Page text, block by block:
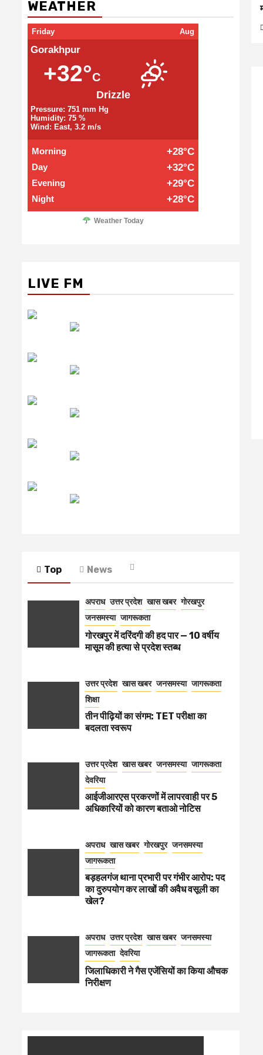
WEATHER
Friday Aug
Gorakhpur
+32°C
Drizzle
Pressure: 751 mm Hg
Humidity: 75 %
Wind: East, 3.2 m/s
Morning +28°C
Day +32°C
Evening +29°C
Night +28°C
Weather Today
LIVE FM
Top News
अपराध उत्तर प्रदेश खास खबर गोरखपुर
जनसमस्या जागरूकता
गोरखपुर में दरिंदगी की हद पार — 10 वर्षीय
मासूम की हत्या से प्रदेश स्तब्ध
उत्तर प्रदेश खास खबर जनसमस्या जागरूकता
शिक्षा
तीन पीढ़ियों का संगम: TET परीक्षा का
बदलता स्वरूप
उत्तर प्रदेश खास खबर जनसमस्या जागरूकता
देवरिया
आईजीआरएस प्रकरणों में लापरवाही पर 5
अधिकारियों को कारण बताओ नोटिस
अपराध खास खबर गोरखपुर जनसमस्या
जागरूकता
बड़हलगंज थाना प्रभारी पर गंभीर आरोप: पद
का दुरुपयोग कर लाखों की अवैध वसूली का
खेल?
अपराध उत्तर प्रदेश खास खबर जनसमस्या
जागरूकता देवरिया
जिलाधिकारी ने गैस एजेंसियों का किया औचक
निरीक्षण